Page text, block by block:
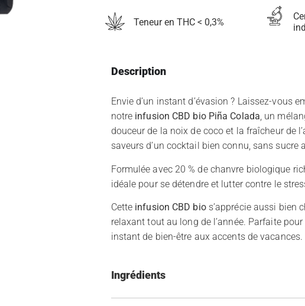
Teneur en THC < 0,3%
Description
Envie d’un instant d’évasion ? Laissez-vous
notre infusion CBD bio Piña Colada, un
douceur de la noix de coco et la fraîcheur de
saveurs d’un cocktail bien connu, sans sucre
Formulée avec 20 % de chanvre biologique
idéale pour se détendre et lutter contre le
Cette infusion CBD bios’apprécie aussi bien
relaxant tout au long de l’année. Parfaite
instant de bien-être aux accents de vacances.
Ingrédients